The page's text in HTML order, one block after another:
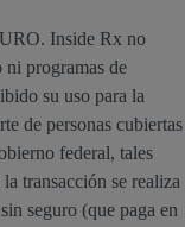
Inside Rx no
ni programas de
su uso para la
de personas cubiertas
federal, tales
transacción se realiza
seguro (que paga en